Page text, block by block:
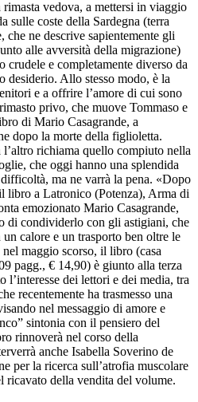
vedova, a mettersi in viaggio
sulle coste della Sardegna (terra
che ne descrive sapientemente gli
alle avversità della migrazione)
crudele e completamente diverso da
desiderio. Allo stesso modo, è la
e a offrire l’amore di cui sono
privo, che muove Tommaso e
di Mario Casagrande, a
dopo la morte della figlioletta.
richiama quello compiuto nella
che oggi hanno una splendida
ma ne varrà la pena. «Dopo
libro a Latronico (Potenza), Arma di
emozionato Mario Casagrande,
di condividerlo con gli astigiani, che
calore e un trasporto ben oltre le
maggio scorso, il libro (casa
pagg., € 14,90) è giunto alla terza
l’interesse dei lettori e dei media, tra
recentemente ha trasmesso una
nel messaggio di amore e
sintonia con il pensiero del
rinnoverà nel corso della
anche Isabella Soverino de
per la ricerca sull’atrofia muscolare
ricavato della vendita del volume.